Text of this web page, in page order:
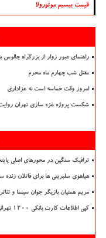
قیمت بیسیم موتورولا
راهنمای عبور زوار از بزرگراه چالوس
مقتل شب چهارم ماه محرم
امروز وقت حماسه است نه عزاداری
شکست پروژه غزه سازی تهران
ترافیک سنگین در محورهای اصلی
هیاهوی سلبریتی ها برای قاتلان زنده
مریم همتیان بازیگر جوان سینما و
کپی اطلاعات کارت بانکی ۱۲۰۰ تهرانی در پوشش فروشنده میوه